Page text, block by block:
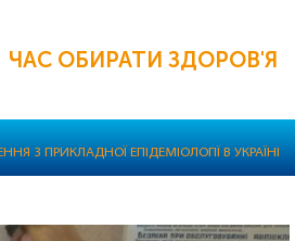
ЧАС ОБИРАТИ ЗДОРОВ'Я
З ПРИКЛАДНОЇ ЕПІДЕМІОЛОГІЇ В УКРАЇНІ